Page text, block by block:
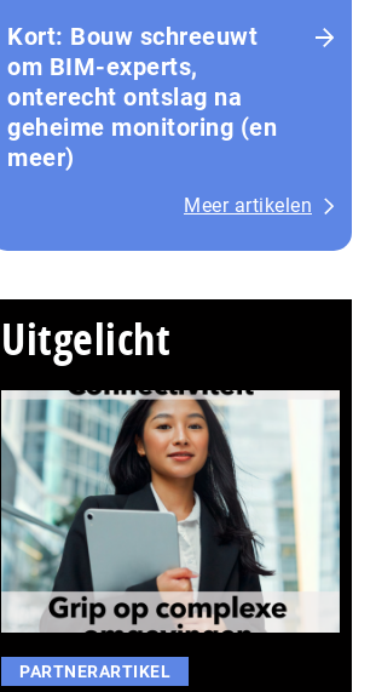
Kort: Bouw schreeuwt
om BIM-experts,
onterecht ontslag na
geheime monitoring (en
meer)
Meer artikelen
Uitgelicht
PARTNERARTIKEL